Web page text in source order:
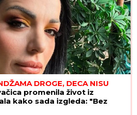
DROGE, DECA NISU
promenila život iz
kako sada izgleda: "Bez